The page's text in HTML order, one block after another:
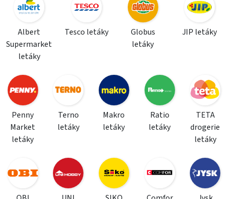
Albert
Supermarket
letáky
Tesco letáky
Globus
letáky
JIP letáky
Penny
Market
letáky
Terno
letáky
Makro
letáky
Ratio
letáky
TETA
drogerie
letáky